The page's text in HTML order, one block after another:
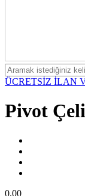
ÜCRETSİZ İLAN
Pivot
0,00